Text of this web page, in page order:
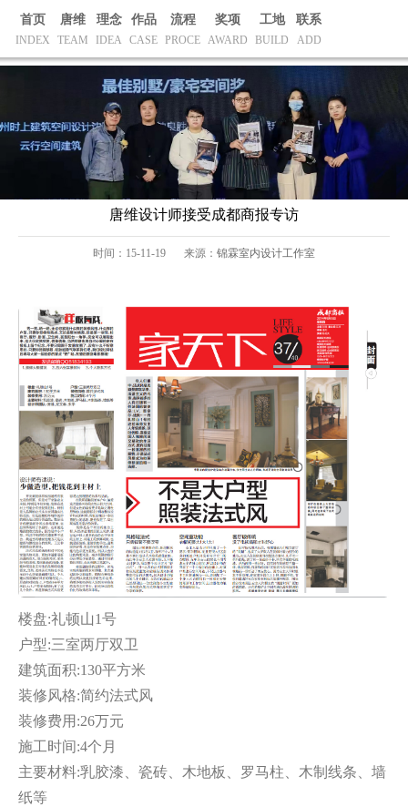
首页
INDEX
唐维
TEAM
理念
IDEA
作品
CASE
流程
PROCE
奖项
AWARD
工地
BUILD
联系
ADD
港式风格 公装案例 人文风格 西班牙风格
混
现代风格
法式风格 新古典风格
获奖证书>
唐维设计师接受成都商报专访
时间：15-11-19 来源： 锦霖室内设计工作室
楼盘:礼顿山1号
户型:三室两厅双卫
建筑面积:130平方米
装修风格:简约法式风
装修费用:26万元
施工时间:4个月
主要材料:乳胶漆、瓷砖、木地板、罗马柱、木制线条、墙
纸等